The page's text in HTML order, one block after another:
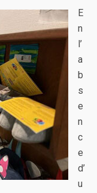
E
n
l’
a
b
s
e
n
c
e
d’
u